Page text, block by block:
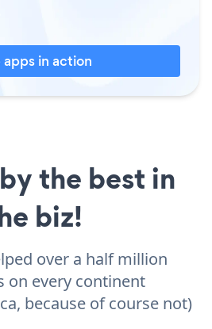
apps in action
the best in
biz!
over a half million
on every continent
because of course not)